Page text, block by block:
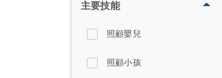
主要技能
照顧嬰兒
照顧小孩